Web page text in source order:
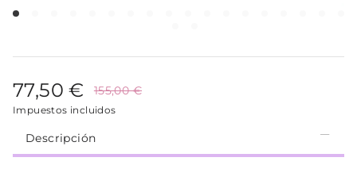
77,50 € 155,00 €
Impuestos incluidos
Descripción